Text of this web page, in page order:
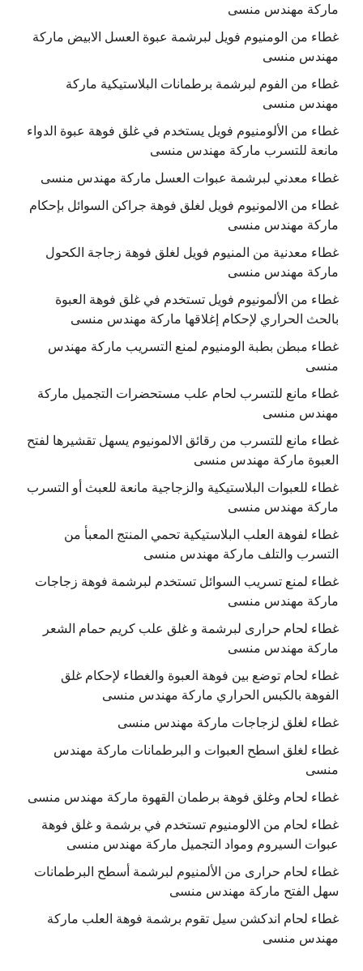
ماركة مهندس منسى
غطاء من الومنيوم فويل لبرشمة عبوة العسل الابيض ماركة
مهندس منسى
غطاء من الفوم لبرشمة برطمانات البلاستيكية ماركة
مهندس منسى
غطاء من الألومنيوم فويل يستخدم في غلق فوهة عبوة الدواء
مانعة للتسرب ماركة مهندس منسى
غطاء معدني لبرشمة عبوات العسل ماركة مهندس منسى
غطاء من الالمونيوم فويل لغلق فوهة جراكن السوائل بإحكام
ماركة مهندس منسى
غطاء معدنية من المنيوم فويل لغلق فوهة زجاجة الكحول
ماركة مهندس منسى
غطاء من الألمونيوم فويل تستخدم في غلق فوهة العبوة
بالحث الحراري لإحكام إغلاقها ماركة مهندس منسى
غطاء مبطن بطبة الومنيوم لمنع التسريب ماركة مهندس
منسى
غطاء مانع للتسرب لحام علب مستحضرات التجميل ماركة
مهندس منسى
غطاء مانع للتسرب من رقائق الالمونيوم يسهل تقشيرها لفتح
العبوة ماركة مهندس منسى
غطاء للعبوات البلاستيكية والزجاجية مانعة للعبث أو التسرب
ماركة مهندس منسى
غطاء لفوهة العلب البلاستيكية تحمي المنتج المعبأ من
التسرب والتلف ماركة مهندس منسى
غطاء لمنع تسريب السوائل تستخدم لبرشمة فوهة زجاجات
ماركة مهندس منسى
غطاء لحام حرارى لبرشمة و غلق علب كريم حمام الشعر
ماركة مهندس منسى
غطاء لحام توضع بين فوهة العبوة والغطاء لإحكام غلق
الفوهة بالكبس الحراري ماركة مهندس منسى
غطاء لغلق لزجاجات ماركة مهندس منسى
غطاء لغلق اسطح العبوات و البرطمانات ماركة مهندس
منسى
غطاء لحام وغلق فوهة برطمان القهوة ماركة مهندس منسى
غطاء لحام من الالومنيوم تستخدم في برشمة و غلق فوهة
عبوات السيروم ومواد التجميل ماركة مهندس منسى
غطاء لحام حرارى من الألمنيوم لبرشمة أسطح البرطمانات
سهل الفتح ماركة مهندس منسى
غطاء لحام اندكشن سيل تقوم برشمة فوهة العلب ماركة
مهندس منسى